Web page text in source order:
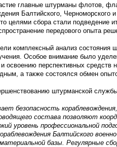
главные штурманы флотов,
Балтийского, Черноморского
целями сбора стали подведение
передового опыта
комплексный анализ состояния
Особое внимание было
освоению перспективных
а также состоялся обмен
штурманской
безопасность
состава позволяют
уровень профессиональной
Балтийского
базы. Регулярные